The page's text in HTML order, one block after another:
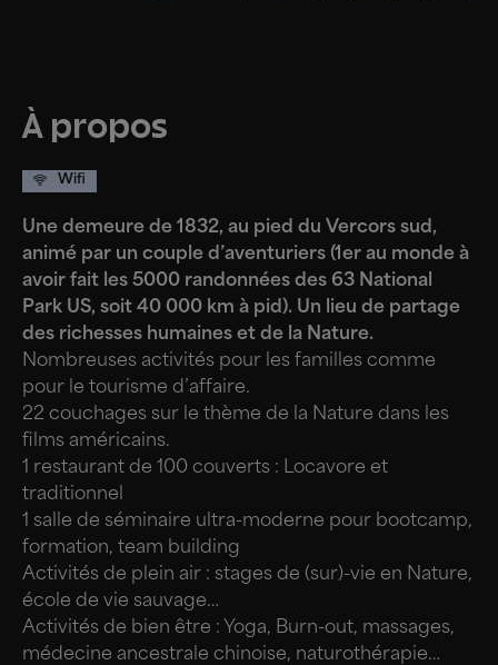
À propos
Wifi
Une demeure de 1832, au pied du Vercors sud,
animé par un couple d’aventuriers (1er au monde à
avoir fait les 5000 randonnées des 63 National
Park US, soit 40 000 km à pid). Un lieu de partage
des richesses humaines et de la Nature.
Nombreuses activités pour les familles comme
pour le tourisme d’affaire.
22 couchages sur le thème de la Nature dans les
films américains.
1 restaurant de 100 couverts : Locavore et
traditionnel
1 salle de séminaire ultra-moderne pour bootcamp,
formation, team building
Activités de plein air : stages de (sur)-vie en Nature,
école de vie sauvage…
Activités de bien être : Yoga, Burn-out, massages,
médecine ancestrale chinoise, naturothérapie…